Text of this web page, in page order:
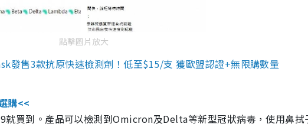
點擊圖片放大
發售3款抗原快速檢測劑！低至$15/支 獲歐盟認證+無限購數量
購<<
就買到。產品可以檢測到Omicron及Delta等新型冠狀病毒，使用鼻拭